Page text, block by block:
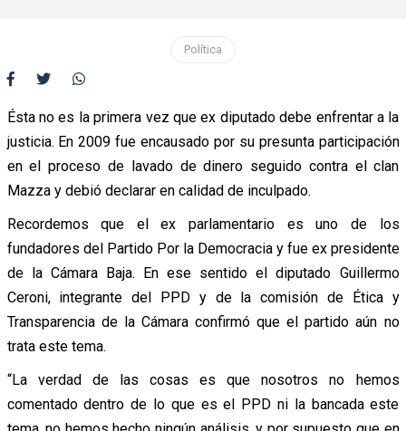
Política
Ésta no es la primera vez que ex diputado debe enfrentar a la
justicia. En 2009 fue encausado por su presunta participación
en el proceso de lavado de dinero seguido contra el clan
Mazza y debió declarar en calidad de inculpado.
Recordemos que el ex parlamentario es uno de los
fundadores del Partido Por la Democracia y fue ex presidente
de la Cámara Baja. En ese sentido el diputado Guillermo
Ceroni, integrante del PPD y de la comisión de Ética y
Transparencia de la Cámara confirmó que el partido aún no
trata este tema.
“La verdad de las cosas es que nosotros no hemos
comentado dentro de lo que es el PPD ni la bancada este